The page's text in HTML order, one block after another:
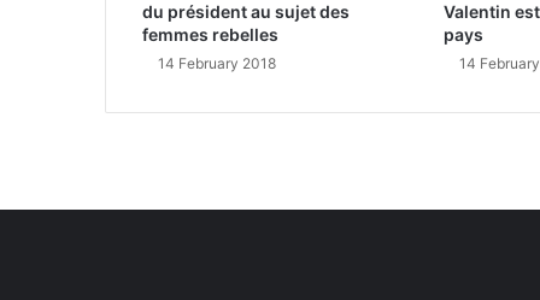
du président au sujet des
femmes rebelles
14 February 2018
Valentin
pays
14